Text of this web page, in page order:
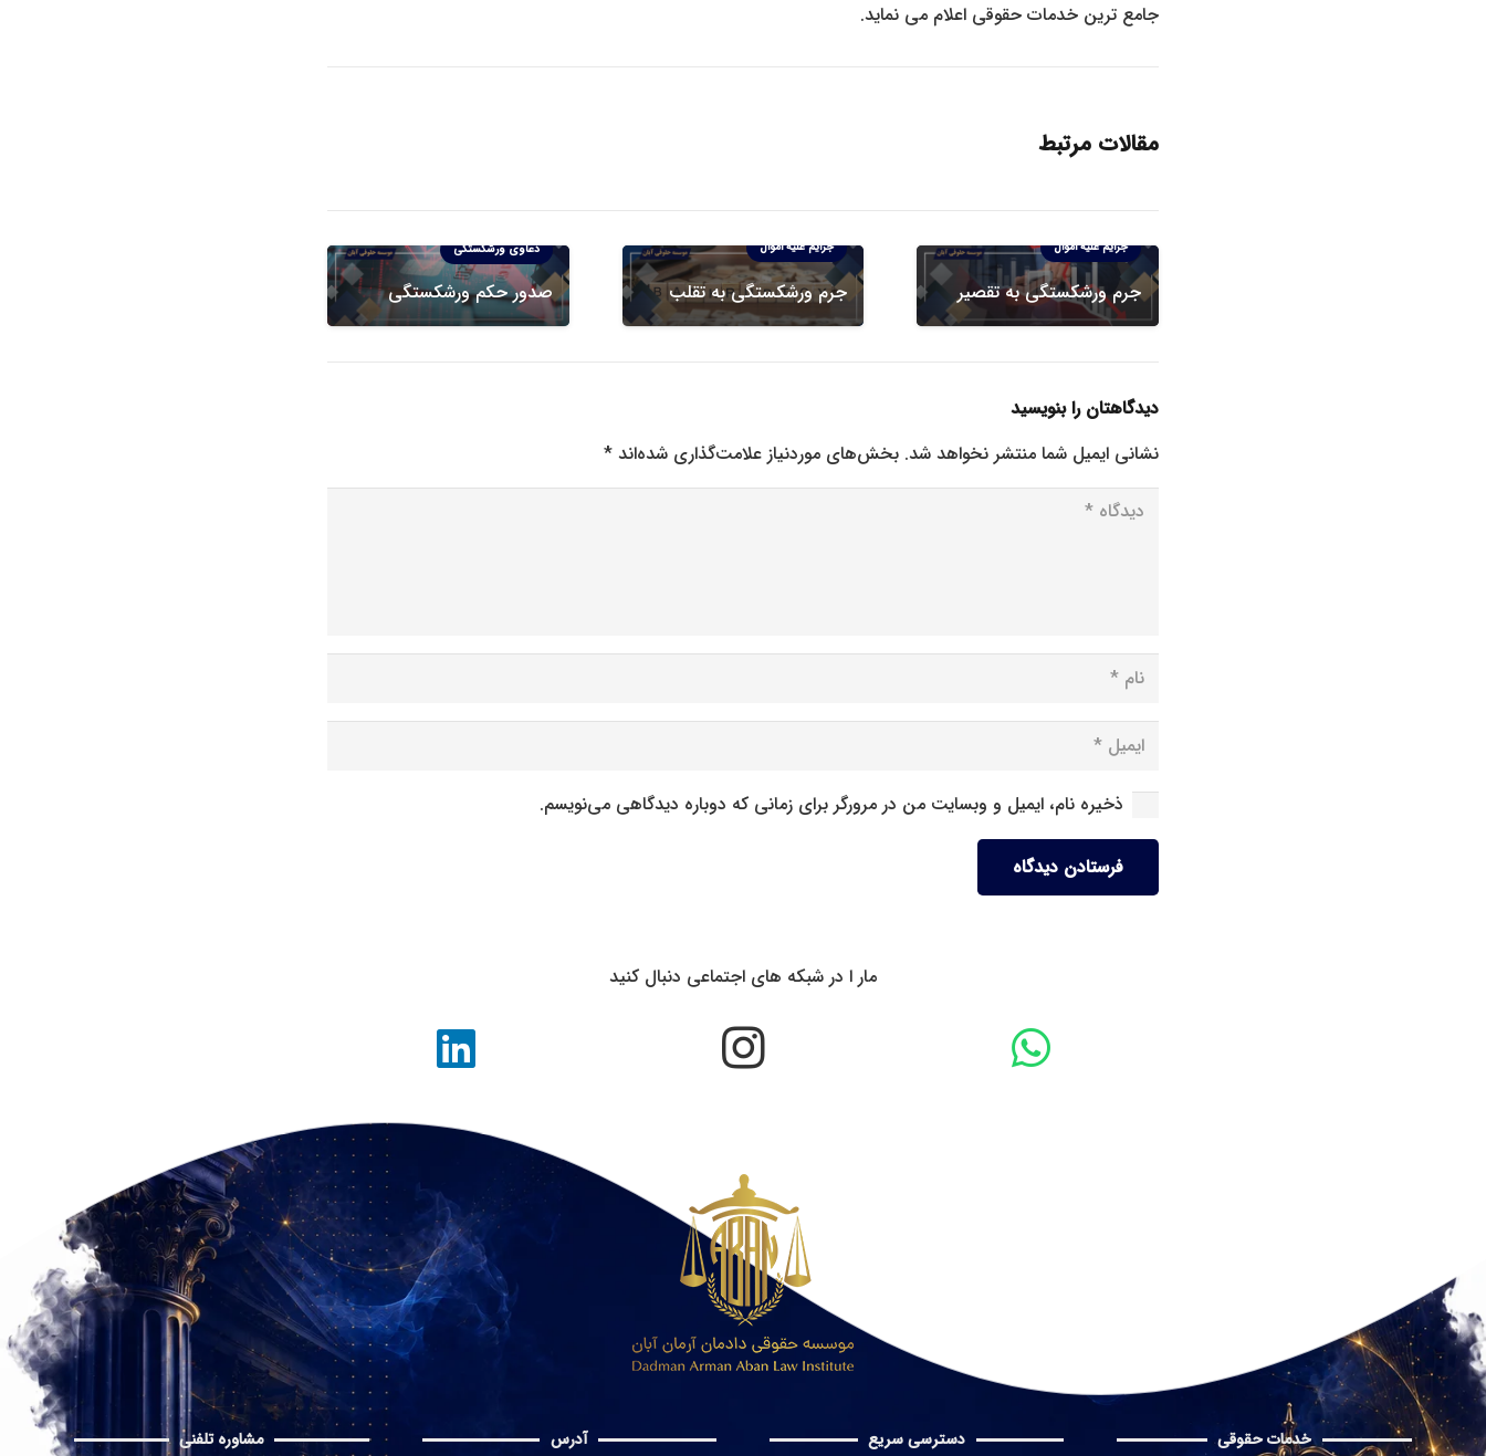
جامع ترین خدمات حقوقی اعلام می نماید.
مقالات مرتبط
جرایم علیه اموال
جرم ورشکستگی به تقصیر
جرایم علیه اموال
جرم ورشکستگی به تقلب
دعاوی ورشکستگی
صدور حکم ورشکستگی
دیدگاهتان را بنویسید
نشانی ایمیل شما منتشر نخواهد شد. بخش‌های موردنیاز علامت‌گذاری شده‌اند*
ذخیره نام، ایمیل و وبسایت من در مرورگر برای زمانی که دوباره دیدگاهی می‌نویسم.
فرستادن دیدگاه
مار ا در شبکه های اجتماعی دنبال کنید
خدمات حقوقی دسترسی سریع آدرس مشاوره تلفنی